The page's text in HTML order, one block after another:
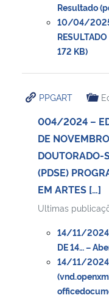
Resultado
10/04/2025
172 KB)
PPGART
004/2024 –
DE
DOUTORADO-
(PDSE)
EM ARTES […]
Ultimas
14/11/2024
DE 14… –
14/11/2024